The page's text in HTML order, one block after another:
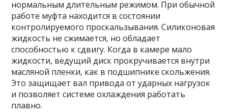
нормальным длительным режимом. При обычной
работе муфта находится в состоянии
контролируемого проскальзывания. Силиконовая
жидкость не сжимается, но обладает
способностью к сдвигу. Когда в камере мало
жидкости, ведущий диск прокручивается внутри
масляной пленки, как в подшипнике скольжения.
Это защищает вал привода от ударных нагрузок
и позволяет системе охлаждения работать
плавно.